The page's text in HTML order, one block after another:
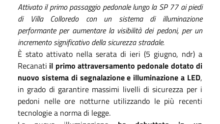
Attivato il primo passaggio pedonale lungo la SP 77 ai piedi
di Villa Colloredo con un sistema di illuminazione
performante per aumentare la visibilità dei pedoni, per un
incremento significativo della sicurezza stradale.
È stato attivato nella serata di ieri (5 giugno, ndr) a
Recanati il primo attraversamento pedonale dotato di
nuovo sistema di segnalazione e illuminazione a LED,
in grado di garantire massimi livelli di sicurezza per i
pedoni nelle ore notturne utilizzando le più recenti
tecnologie a norma di legge.